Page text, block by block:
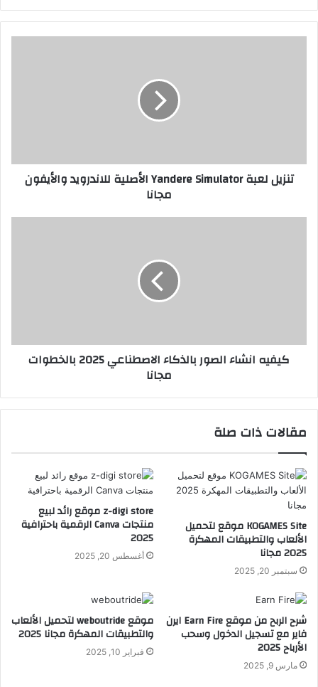
تنزيل لعبة Yandere Simulator الأصلية للاندرويد والأيفون
مجانا
كيفيه انشاء الصور بالذكاء الاصطناعي 2025 بالخطوات
مجانا
مقالات ذات صلة
KOGAMES Site موقع لتحميل
الألعاب والتطبيقات المهكرة
2025 مجانا
سبتمبر 20, 2025
z-digi store موقع رائد لبيع
منتجات Canva الرقمية باحترافية
2025
أغسطس 20, 2025
شرح الربح من موقع Earn Fire ايرن
فاير مع تسجيل الدخول وسحب
الأرباح 2025
مارس 9, 2025
موقع weboutride لتحميل الألعاب
والتطبيقات المهكرة مجانا 2025
فبراير 10, 2025